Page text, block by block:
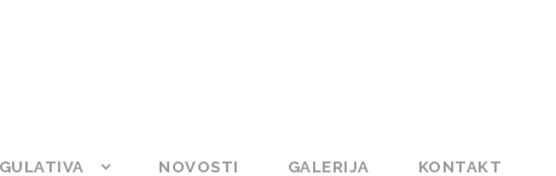
NOVOSTI GALERIJA KONTAKT